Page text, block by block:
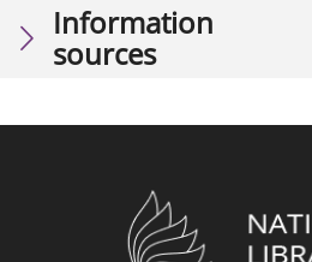
Information
sources